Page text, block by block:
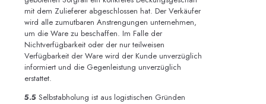
mit dem Zulieferer abgeschlossen hat. Der Verkäufer
wird alle zumutbaren Anstrengungen unternehmen,
um die Ware zu beschaffen. Im Falle der
Nichtverfügbarkeit oder der nur teilweisen
Verfügbarkeit der Ware wird der Kunde unverzüglich
informiert und die Gegenleistung unverzüglich
erstattet.
5.5 Selbstabholung ist aus logistischen Gründen